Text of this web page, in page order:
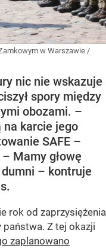
w Warszawie /
nic nie wskazuje
spory między
obozami. –
na karcie jego
SAFE –
Mamy głowę
– kontruje
rok od zaprzysiężenia
państwa. Z tej okazji
zaplanowano